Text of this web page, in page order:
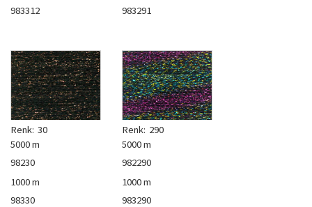
983312
983291
Renk: 30
5000 m
98230
1000 m
98330
Renk: 290
5000 m
982290
1000 m
983290